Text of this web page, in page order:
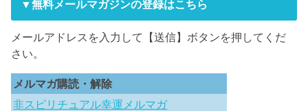
▼無料メールマガジンの登録はこちら
メールアドレスを入力して【送信】ボタンを押してくだ
さい。
メルマガ購読・解除
非スピリチュアル幸運メルマガ